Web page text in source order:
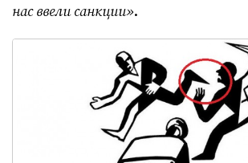
нас ввели санкции».